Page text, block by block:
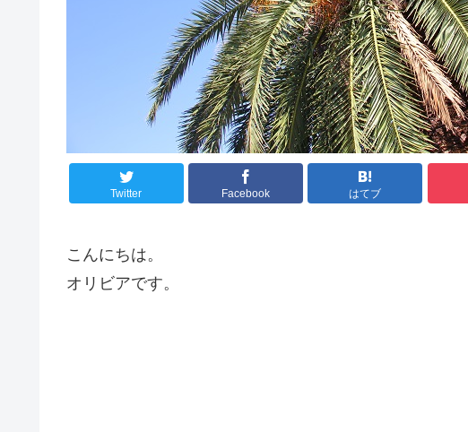
Twitter Facebook はてブ
こんにちは。
オリビアです。